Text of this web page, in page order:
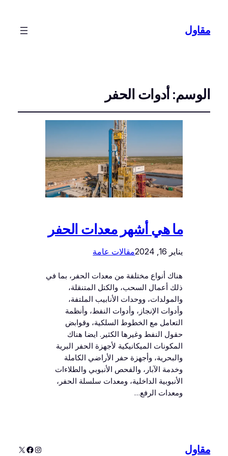
مقاول
الوسم: أدوات الحفر
ما هي أشهر معدات الحفر
يناير 16, 2024 مقالات عامة
هناك أنواع مختلفة من معدات الحفر، بما في
ذلك أعمال السحب، والكتل المتنقلة،
والمولدات، ووحدات الأنابيب الملتفة،
وأدوات الإنجاز، وأدوات النفط، وأنظمة
التعامل مع الخطوط السلكية، وقوابض
حقول النفط وغيرها الكثير. ايضا هناك
المكونات الميكانيكية لأجهزة الحفر البرية
والبحرية، وأجهزة حفر الأراضي الكاملة
وخدمة الآبار، والفحص الأنبوبي والطلاءات
الأنبوبية الداخلية، ومعدات سلسلة الحفر،
ومعدات الرفع…
مقاول إنستجرام
فيسبوك
إكس